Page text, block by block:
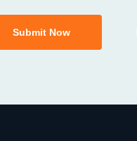
Submit Now